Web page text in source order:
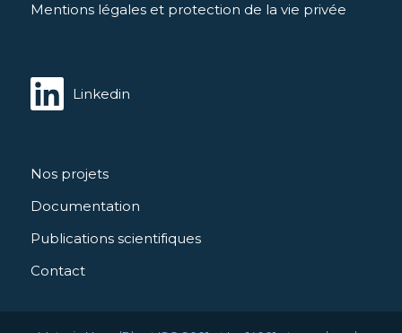
Nos projets
Documentation
Publications scientifiques
Contact
Mentions légales et protection de la vie privée
Linkedin